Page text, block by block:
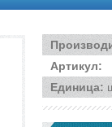
Артикул:
Единица: